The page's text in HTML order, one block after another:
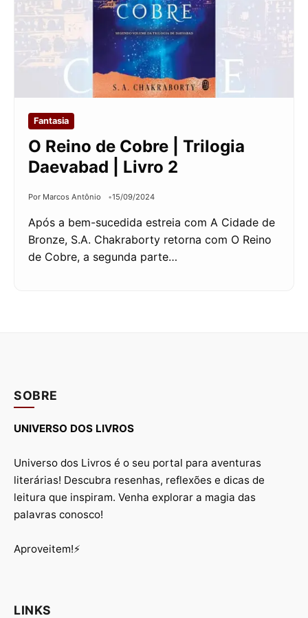
Fantasia
O Reino de Cobre | Trilogia
Daevabad | Livro 2
Por Marcos Antônio 15/09/2024
Após a bem-sucedida estreia com A Cidade de
Bronze, S.A. Chakraborty retorna com O Reino
de Cobre, a segunda parte…
SOBRE
UNIVERSO DOS LIVROS
Universo dos Livros é o seu portal para aventuras
literárias! Descubra resenhas, reflexões e dicas de
leitura que inspiram. Venha explorar a magia das
palavras conosco!
Aproveitem!⚡
LINKS